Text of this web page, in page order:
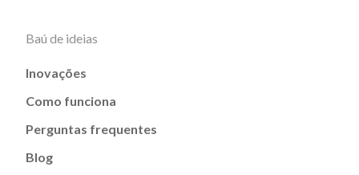
Baú de ideias
Inovações
Como funciona
Perguntas frequentes
Blog